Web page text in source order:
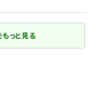
っと見る